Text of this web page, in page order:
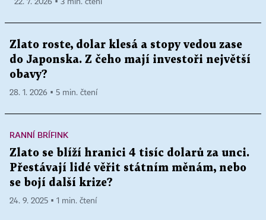
22. 7. 2026 ▪ 3 min. čtení
Zlato roste, dolar klesá a stopy vedou zase
do Japonska. Z čeho mají investoři největší
obavy?
28. 1. 2026 ▪ 5 min. čtení
RANNÍ BRÍFINK
Zlato se blíží hranici 4 tisíc dolarů za unci.
Přestávají lidé věřit státním měnám, nebo
se bojí další krize?
24. 9. 2025 ▪ 1 min. čtení